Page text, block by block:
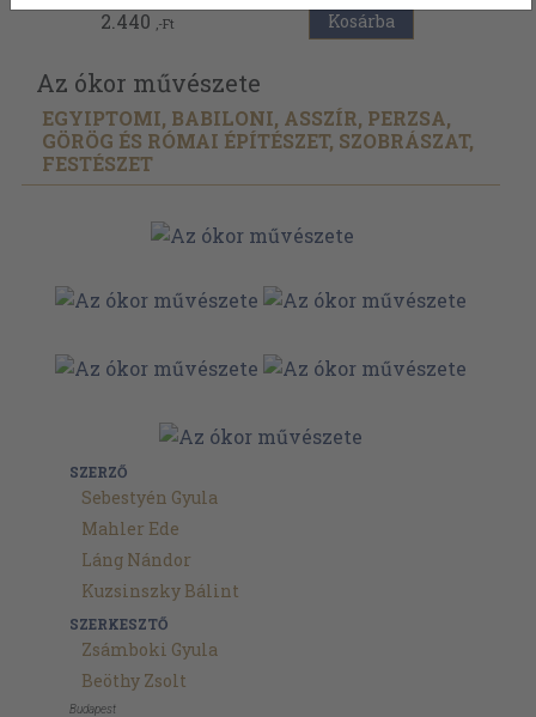
2.440 ,-Ft Kosárba
Az ókor művészete
EGYIPTOMI, BABILONI, ASSZÍR, PERZSA,
GÖRÖG ÉS RÓMAI ÉPÍTÉSZET, SZOBRÁSZAT,
FESTÉSZET
SZERZŐ
Sebestyén Gyula
Mahler Ede
Láng Nándor
Kuzsinszky Bálint
SZERKESZTŐ
Zsámboki Gyula
Beöthy Zsolt
Budapest